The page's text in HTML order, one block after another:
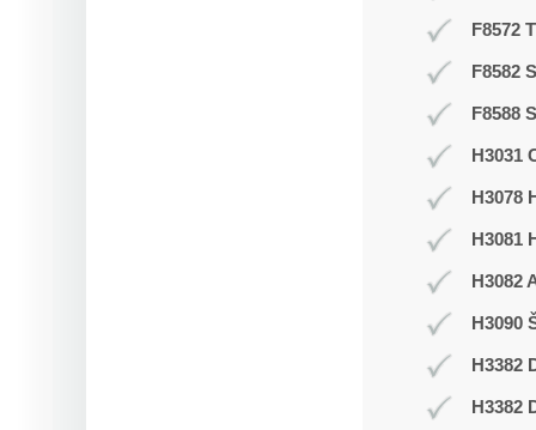
F8572
F8582
F8588
H3031
H3078
H3081
H3082
H3090
H3382
H3382